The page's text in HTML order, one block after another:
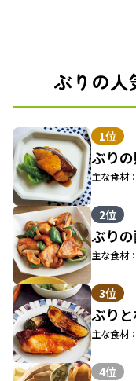
ぶりの
1位
ぶり
主な食材
2位
ぶり
主な食材
3位
ぶり
主な食材
4位